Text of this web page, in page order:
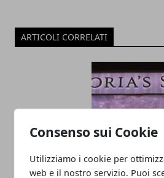
Consenso sui Cookie
Utilizziamo i cookie per
web e il nostro servizio. Puoi
ARTICOLI CORRELATI
Victoria’s Secret porta